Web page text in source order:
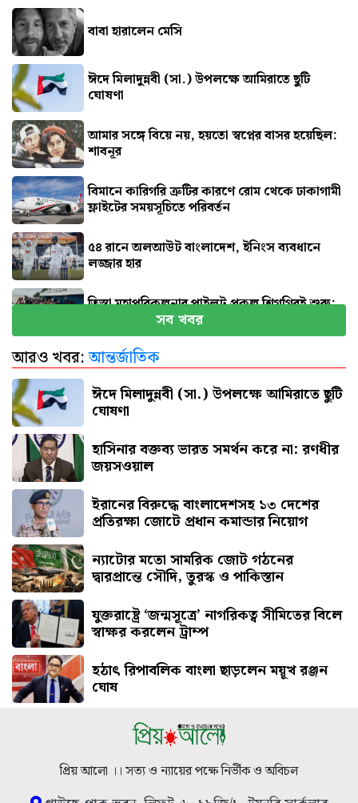
বাবা হারালেন মেসি
ঈদে মিলাদুন্নবী (সা.) উপলক্ষে আমিরাতে ছুটি
ঘোষণা
আমার সঙ্গে বিয়ে নয়, হয়তো স্বপ্নের বাসর হয়েছিল:
শাবনূর
বিমানে কারিগরি ত্রুটির কারণে রোম থেকে ঢাকাগামী
ফ্লাইটের সময়সূচিতে পরিবর্তন
৫৪ রানে অলআউট বাংলাদেশ, ইনিংস ব্যবধানে
লজ্জার হার
তিস্তা মহাপরিকল্পনার পাইলট প্রকল্প শিগগিরই শুরু:
জুলাই জাদুঘর যেন দলীয় ইতিহাসের জায়গা না হয়:
সব খবর
আরও খবর:আন্তর্জাতিক
ঈদে মিলাদুন্নবী (সা.) উপলক্ষে আমিরাতে ছুটি
ঘোষণা
হাসিনার বক্তব্য ভারত সমর্থন করে না: রণধীর
জয়সওয়াল
ইরানের বিরুদ্ধে বাংলাদেশসহ ১৩ দেশের
প্রতিরক্ষা জোটে প্রধান কমান্ডার নিয়োগ
ন্যাটোর মতো সামরিক জোট গঠনের
দ্বারপ্রান্তে সৌদি, তুরস্ক ও পাকিস্তান
যুক্তরাষ্ট্রে ‘জন্মসূত্রে’ নাগরিকত্ব সীমিতের বিলে
স্বাক্ষর করলেন ট্রাম্প
হঠাৎ রিপাবলিক বাংলা ছাড়লেন ময়ূখ রঞ্জন
ঘোষ
প্রিয় আলো ।। সত্য ও ন্যায়ের পক্ষে নির্ভীক ও অবিচল